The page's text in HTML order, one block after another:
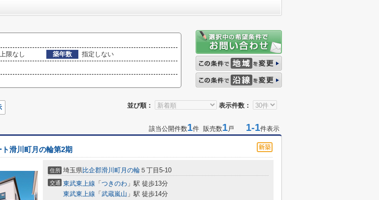
限なし 築年数
指定しない
並び順： 表示件数：
該当公開件数1件 販売数1戸 1-1件表示
滑川町月の輪第2期
住所 埼玉県比企郡滑川町月の輪 ５丁目5-10
交通 東武東上線 「 つきのわ 」駅 徒歩13分
東武東上線 「 武蔵嵐山 」駅 徒歩14分